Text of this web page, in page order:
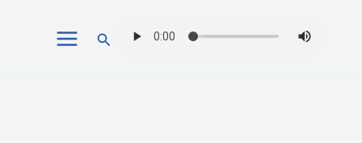
Buscar